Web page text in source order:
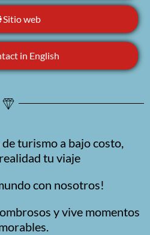
Sitio web
in English
turismo a bajo costo,
tu viaje
con nosotros!
y vive momentos